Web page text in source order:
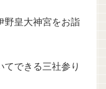
野皇大神宮をお詣
てできる三社参り